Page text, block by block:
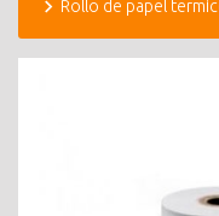
Rollo de papel